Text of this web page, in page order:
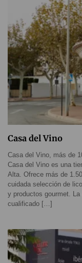
Casa del Vino
Casa del Vino, más de
Casa del Vino es una
Alta. Ofrece más de
cuidada selección de
y productos gourmet.
cualificado […]